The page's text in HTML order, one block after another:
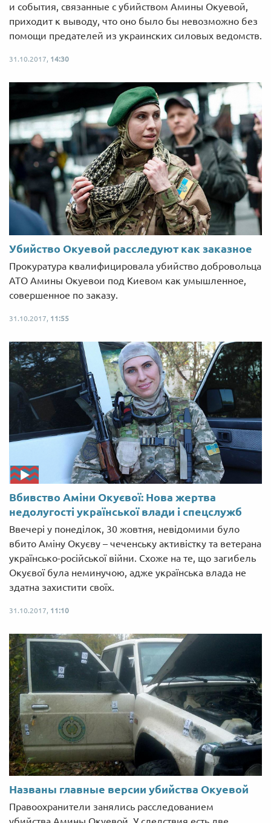
и события, связанные с убийством Амины Окуевой,
приходит к выводу, что оно было бы невозможно без
помощи предателей из украинских силовых ведомств.
31.10.2017, 14:30
Убийство Окуевой расследуют как заказное
Прокуратура квалифицировала убийство добровольца
АТО Амины Окуевои под Киевом как умышленное,
совершенное по заказу.
31.10.2017, 11:55
Вбивство Аміни Окуєвої: Нова жертва
недолугості української влади і спецслужб
Ввечері у понеділок, 30 жовтня, невідомими було
вбито Аміну Окуєву – чеченську активістку та ветерана
українсько-російської війни. Схоже на те, що загибель
Окуєвої була неминучою, адже українська влада не
здатна захистити своїх.
31.10.2017, 11:10
Названы главные версии убийства Окуевой
Правоохранители занялись расследованием